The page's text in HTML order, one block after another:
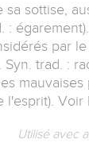
sottise,
:
par
trad. :
l'esprit). Voir
Utilisé avec